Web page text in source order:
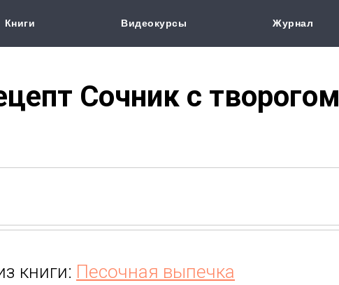
Книги Видеокурсы Журнал
Сочник с творогом
книги: Песочная выпечка